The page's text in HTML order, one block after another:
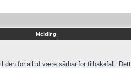
Melding
den for alltid være sårbar for tilbakefall.